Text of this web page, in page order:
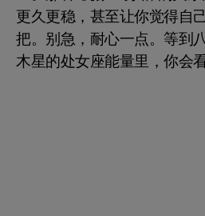
更久更稳，甚至让你觉得自
把。别急，耐心一点。等到
木星的处女座能量里，你会